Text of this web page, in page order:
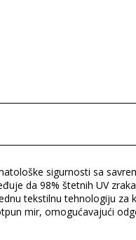
sigurnosti sa
da 98% štetnih UV
tekstilnu tehnologiju za
mir, omogućavajući